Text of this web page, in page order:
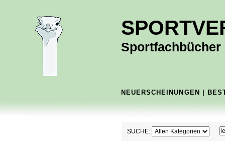
NEUERSCHEINUNGEN
SUCHE: